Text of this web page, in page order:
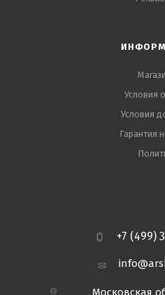
Условия
Условия
Гарантия
+7 (499)
Московская